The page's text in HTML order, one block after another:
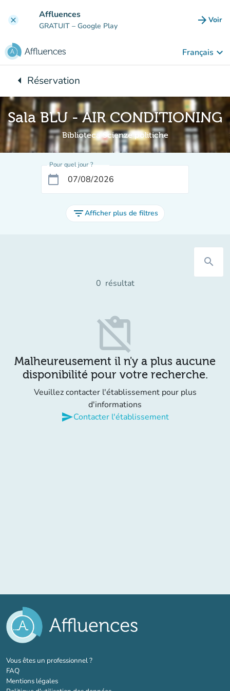
clear Affluences
GRATUIT – Google Play arrow_forward Voir
Français keyboard_arrow_down
arrow_leftRetour à :
Réservation
Sala BLU - AIR CONDITIONING
Biblioteca Scienze politiche
Pour quel jour ?
calendar_today
filter_listAfficher plus de filtres
search
0 résultat
content_paste_off
Malheureusement il n'y a plus aucune
disponibilité pour votre recherche.
Veuillez contacter l'établissement pour plus
d'informations
sendContacter l'établissement
Vous êtes un professionnel ?(nouvel onglet)
FAQ
Mentions légales